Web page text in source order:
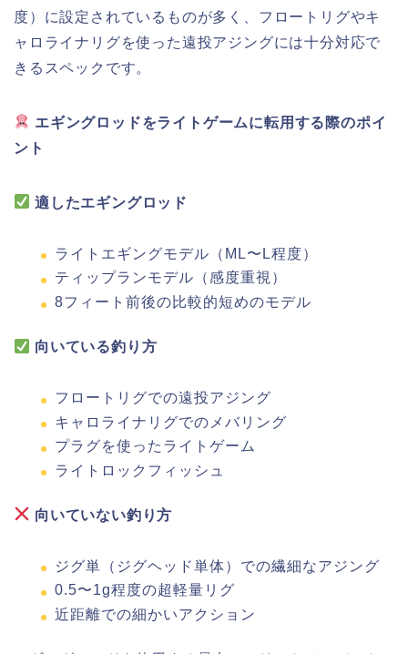
度）に設定されているものが多く、フロートリグやキ
ャロライナリグを使った遠投アジングには十分対応で
きるスペックです。
エギングロッドをライトゲームに転用する際のポイ
ント
適したエギングロッド
ライトエギングモデル（ML〜L程度）
ティップランモデル（感度重視）
8フィート前後の比較的短めのモデル
向いている釣り方
フロートリグでの遠投アジング
キャロライナリグでのメバリング
プラグを使ったライトゲーム
ライトロックフィッシュ
向いていない釣り方
ジグ単（ジグヘッド単体）での繊細なアジング
0.5〜1g程度の超軽量リグ
近距離での細かいアクション